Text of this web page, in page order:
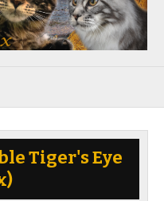
Tiger's Eye